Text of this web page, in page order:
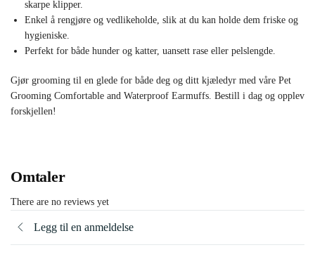
skarpe klipper.
Enkel å rengjøre og vedlikeholde, slik at du kan holde dem friske og
hygieniske.
Perfekt for både hunder og katter, uansett rase eller pelslengde.
Gjør grooming til en glede for både deg og ditt kjæledyr med våre Pet
Grooming Comfortable and Waterproof Earmuffs. Bestill i dag og opplev
forskjellen!
Omtaler
There are no reviews yet
Legg til en anmeldelse